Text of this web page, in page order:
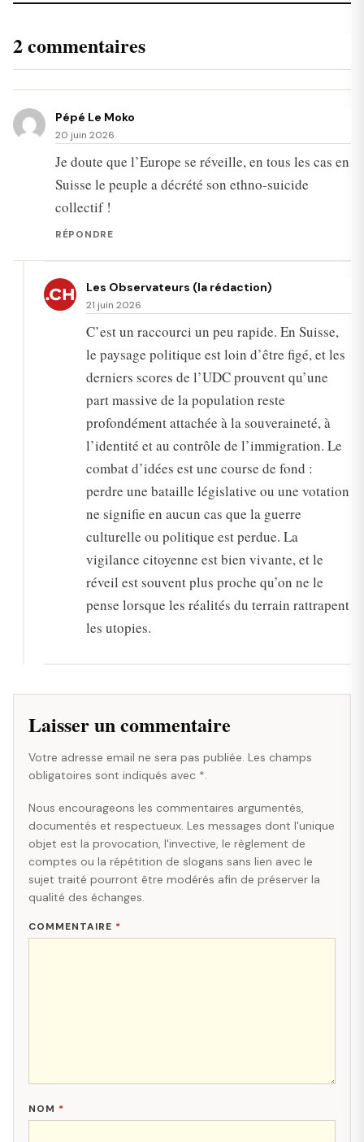
2 commentaires
Pépé Le Moko
20 juin 2026
Je doute que l’Europe se réveille, en tous les cas en
Suisse le peuple a décrété son ethno-suicide
collectif !
RÉPONDRE
Les Observateurs (la rédaction)
21 juin 2026
C’est un raccourci un peu rapide. En Suisse,
le paysage politique est loin d’être figé, et les
derniers scores de l’UDC prouvent qu’une
part massive de la population reste
profondément attachée à la souveraineté, à
l’identité et au contrôle de l’immigration. Le
combat d’idées est une course de fond :
perdre une bataille législative ou une votation
ne signifie en aucun cas que la guerre
culturelle ou politique est perdue. La
vigilance citoyenne est bien vivante, et le
réveil est souvent plus proche qu’on ne le
pense lorsque les réalités du terrain rattrapent
les utopies.
Laisser un commentaire
Votre adresse email ne sera pas publiée. Les champs
obligatoires sont indiqués avec *.
Nous encourageons les commentaires argumentés,
documentés et respectueux. Les messages dont l'unique
objet est la provocation, l'invective, le règlement de
comptes ou la répétition de slogans sans lien avec le
sujet traité pourront être modérés afin de préserver la
qualité des échanges.
COMMENTAIRE *
NOM *